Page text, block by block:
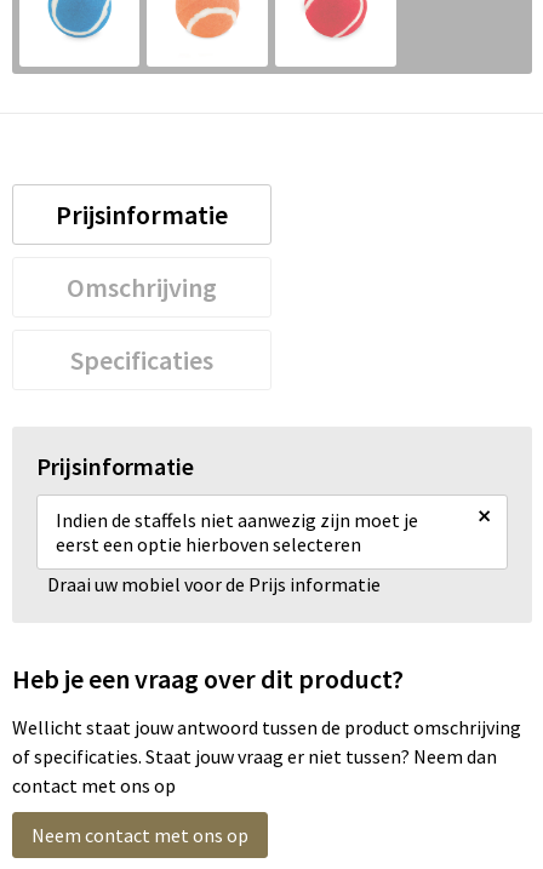
Prijsinformatie
Omschrijving
Specificaties
Prijsinformatie
Indien de staffels niet aanwezig zijn moet je
eerst een optie hierboven selecteren
×
Draai uw mobiel voor de Prijs informatie
Heb je een vraag over dit product?
Wellicht staat jouw antwoord tussen de product omschrijving
of specificaties. Staat jouw vraag er niet tussen? Neem dan
contact met ons op
Neem contact met ons op